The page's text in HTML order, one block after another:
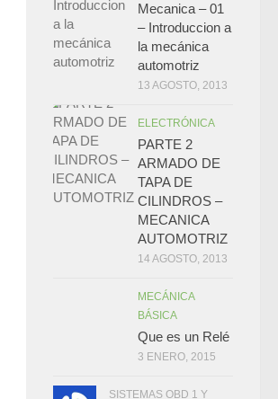
Mecanica – 01
– Introduccion a
la mecánica
automotriz
13 AGOSTO, 2013
ELECTRÓNICA
PARTE 2
ARMADO DE
TAPA DE
CILINDROS –
MECANICA
AUTOMOTRIZ
14 AGOSTO, 2013
MECÁNICA
BÁSICA
Que es un Relé
3 ENERO, 2015
SISTEMAS OBD 1 Y